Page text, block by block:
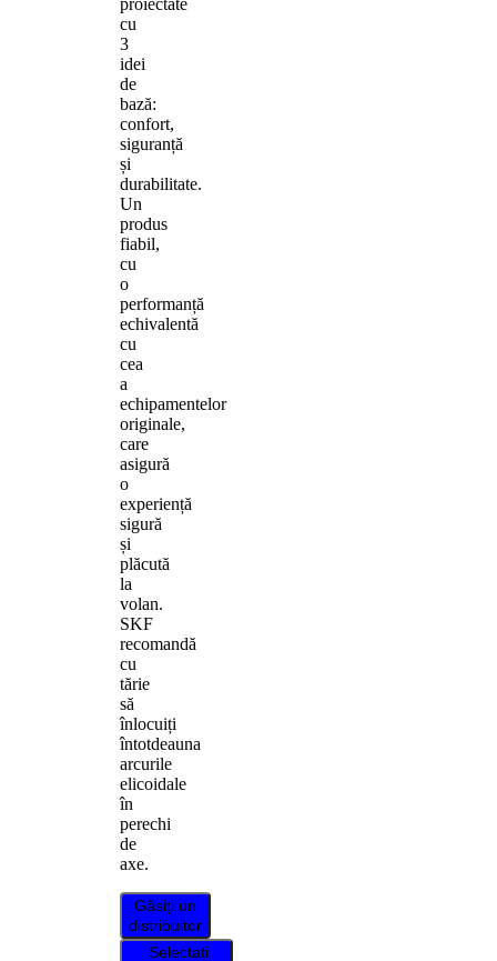
cu
3
idei
de
bază:
confort,
siguranță
și
durabilitate.
Un
produs
fiabil,
cu
o
performanță
echivalentă
cu
cea
a
echipamentelor
originale,
care
asigură
o
experiență
sigură
și
plăcută
la
volan.
SKF
recomandă
cu
tărie
să
înlocuiți
întotdeauna
arcurile
elicoidale
în
perechi
de
axe.
Găsiți un
distribuitor
Selectați